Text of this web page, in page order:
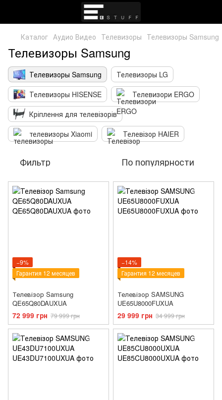
Каталог Аудио Видео Телевизоры Телевизоры Samsung
Телевизоры Samsung
Телевизоры Samsung
Телевизоры LG
Телевизоры HISENSE
Телевизори ERGO
Кріплення для телевізорів
телевизоры Xiaomi
Телевізор HAIER
Фильтр По популярности
−9%
Гарантия 12 месяцев
Телевізор Samsung
QE65Q80DAUXUA
72 999 грн 79 999 грн
−14%
Гарантия 12 месяцев
Телевізор SAMSUNG
UE65U8000FUXUA
29 999 грн 34 999 грн